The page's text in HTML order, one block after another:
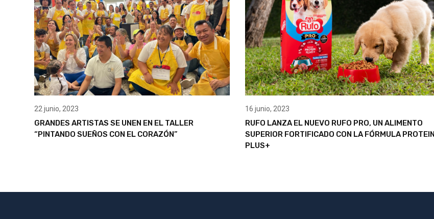
22 junio, 2023
GRANDES ARTISTAS SE UNEN EN EL TALLER
“PINTANDO SUEÑOS CON EL CORAZÓN”
16 junio, 2023
RUFO LANZA EL NUEVO RUFO PRO, UN ALIMENTO
SUPERIOR FORTIFICADO CON LA FÓRMULA PROTEIN
PLUS+